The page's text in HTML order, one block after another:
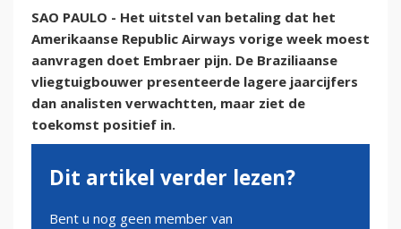
SAO PAULO - Het uitstel van betaling dat het
Amerikaanse Republic Airways vorige week moest
aanvragen doet Embraer pijn. De Braziliaanse
vliegtuigbouwer presenteerde lagere jaarcijfers
dan analisten verwachtten, maar ziet de
toekomst positief in.
Dit artikel verder lezen?
Bent u nog geen member van